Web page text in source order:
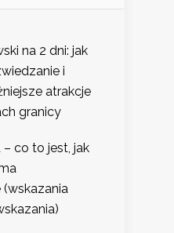
na 2 dni: jak
i
atrakcje
granicy
co to jest, jak